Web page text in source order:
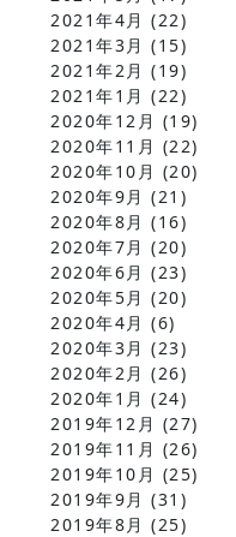
2021年4月 (22)
2021年3月 (15)
2021年2月 (19)
2021年1月 (22)
2020年12月 (19)
2020年11月 (22)
2020年10月 (20)
2020年9月 (21)
2020年8月 (16)
2020年7月 (20)
2020年6月 (23)
2020年5月 (20)
2020年4月 (6)
2020年3月 (23)
2020年2月 (26)
2020年1月 (24)
2019年12月 (27)
2019年11月 (26)
2019年10月 (25)
2019年9月 (31)
2019年8月 (25)